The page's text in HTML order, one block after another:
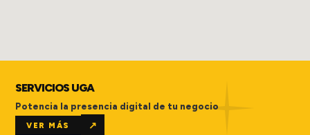
SERVICIOS UGA
Potencia la presencia digital de tu negocio
VER MÁS ↗